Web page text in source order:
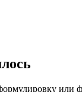
или